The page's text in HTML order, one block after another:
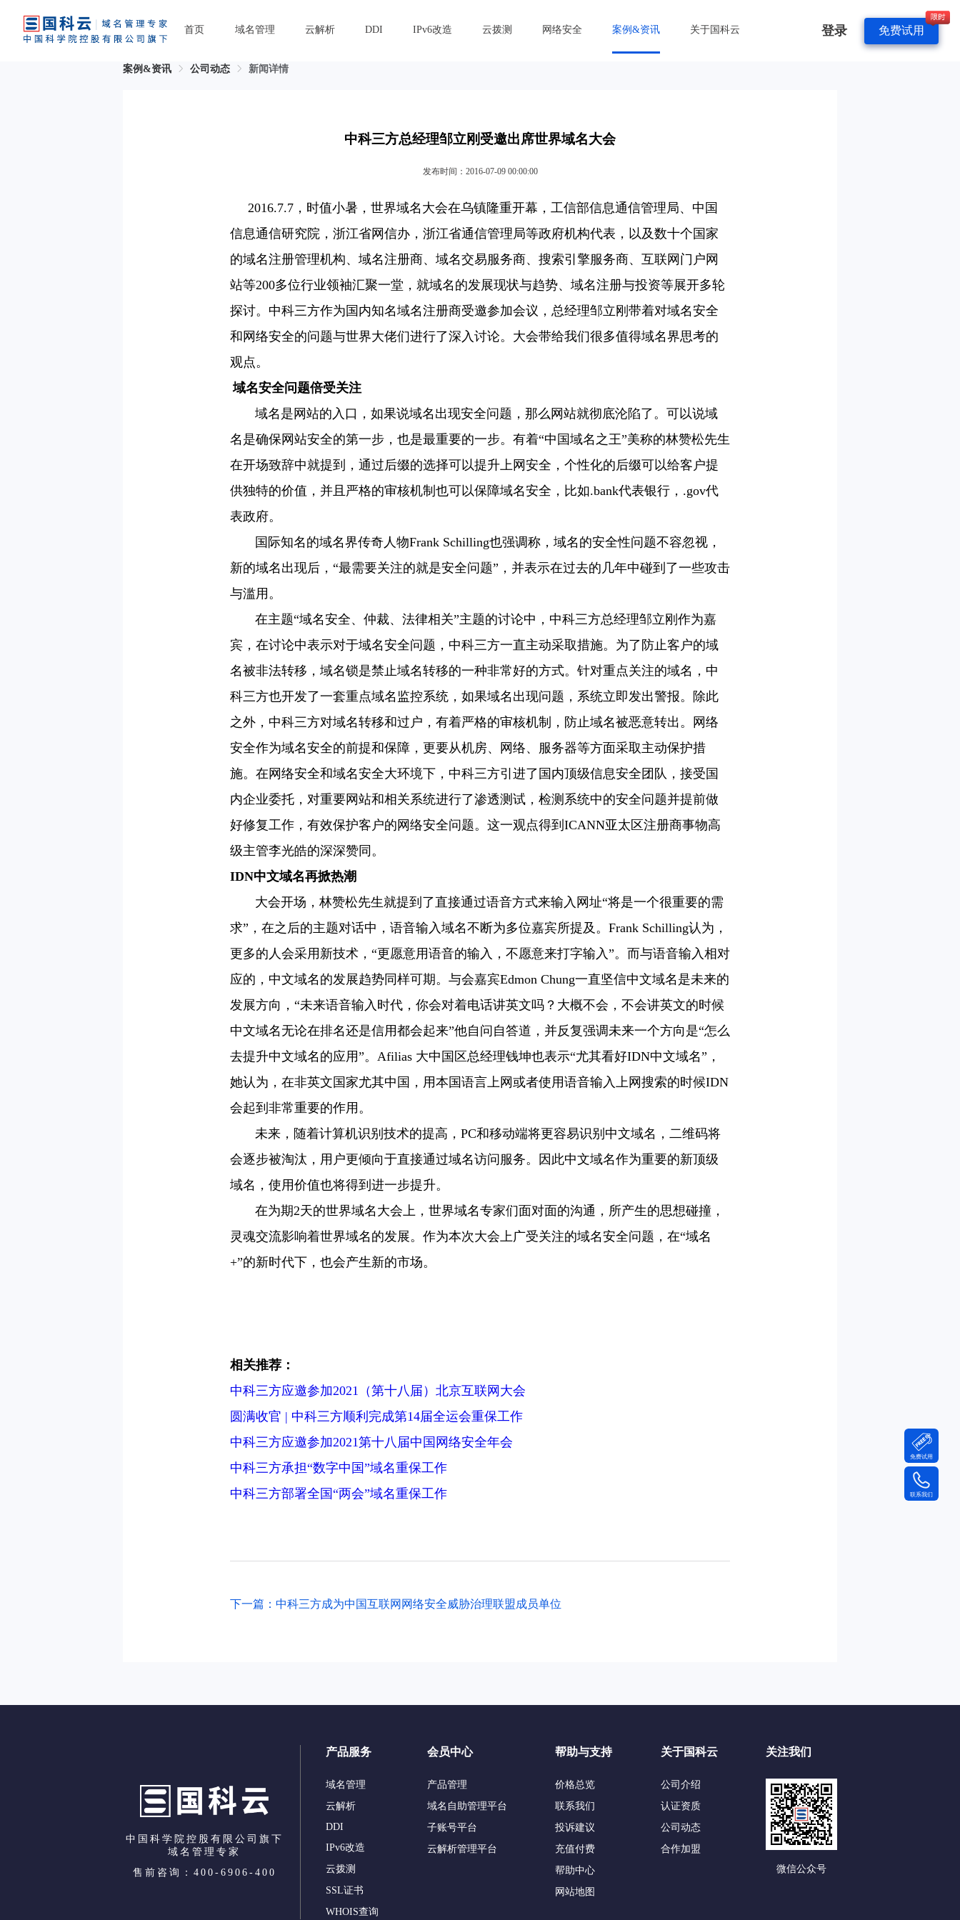
首页 域名管理 云解析 DDI IPv6改造 云拨测 网络安全 案例&资讯 关于国科云 登录 免费试用
案例&资讯 公司动态 新闻详情
中科三方总经理邹立刚受邀出席世界域名大会
发布时间：2016-07-09 00:00:00
2016.7.7，时值小暑，世界域名大会在乌镇隆重开幕，工信部信息通信管理局、中国
信息通信研究院，浙江省网信办，浙江省通信管理局等政府机构代表，以及数十个国家
的域名注册管理机构、域名注册商、域名交易服务商、搜索引擎服务商、互联网门户网
站等200多位行业领袖汇聚一堂，就域名的发展现状与趋势、域名注册与投资等展开多轮
探讨。中科三方作为国内知名域名注册商受邀参加会议，总经理邹立刚带着对域名安全
和网络安全的问题与世界大佬们进行了深入讨论。大会带给我们很多值得域名界思考的
观点。
域名安全问题倍受关注
域名是网站的入口，如果说域名出现安全问题，那么网站就彻底沦陷了。可以说域
名是确保网站安全的第一步，也是最重要的一步。有着“中国域名之王”美称的林赞松先生
在开场致辞中就提到，通过后缀的选择可以提升上网安全，个性化的后缀可以给客户提
供独特的价值，并且严格的审核机制也可以保障域名安全，比如.bank代表银行，.gov代
表政府。
国际知名的域名界传奇人物Frank Schilling也强调称，域名的安全性问题不容忽视，
新的域名出现后，“最需要关注的就是安全问题”，并表示在过去的几年中碰到了一些攻击
与滥用。
在主题“域名安全、仲裁、法律相关”主题的讨论中，中科三方总经理邹立刚作为嘉
宾，在讨论中表示对于域名安全问题，中科三方一直主动采取措施。为了防止客户的域
名被非法转移，域名锁是禁止域名转移的一种非常好的方式。针对重点关注的域名，中
科三方也开发了一套重点域名监控系统，如果域名出现问题，系统立即发出警报。除此
之外，中科三方对域名转移和过户，有着严格的审核机制，防止域名被恶意转出。网络
安全作为域名安全的前提和保障，更要从机房、网络、服务器等方面采取主动保护措
施。在网络安全和域名安全大环境下，中科三方引进了国内顶级信息安全团队，接受国
内企业委托，对重要网站和相关系统进行了渗透测试，检测系统中的安全问题并提前做
好修复工作，有效保护客户的网络安全问题。这一观点得到ICANN亚太区注册商事物高
级主管李光皓的深深赞同。
IDN中文域名再掀热潮
大会开场，林赞松先生就提到了直接通过语音方式来输入网址“将是一个很重要的需
求”，在之后的主题对话中，语音输入域名不断为多位嘉宾所提及。Frank Schilling认为，
更多的人会采用新技术，“更愿意用语音的输入，不愿意来打字输入”。而与语音输入相对
应的，中文域名的发展趋势同样可期。与会嘉宾Edmon Chung一直坚信中文域名是未来的
发展方向，“未来语音输入时代，你会对着电话讲英文吗？大概不会，不会讲英文的时候
中文域名无论在排名还是信用都会起来”他自问自答道，并反复强调未来一个方向是“怎么
去提升中文域名的应用”。Afilias 大中国区总经理钱坤也表示“尤其看好IDN中文域名”，
她认为，在非英文国家尤其中国，用本国语言上网或者使用语音输入上网搜索的时候IDN
会起到非常重要的作用。
未来，随着计算机识别技术的提高，PC和移动端将更容易识别中文域名，二维码将
会逐步被淘汰，用户更倾向于直接通过域名访问服务。因此中文域名作为重要的新顶级
域名，使用价值也将得到进一步提升。
在为期2天的世界域名大会上，世界域名专家们面对面的沟通，所产生的思想碰撞，
灵魂交流影响着世界域名的发展。作为本次大会上广受关注的域名安全问题，在“域名
+”的新时代下，也会产生新的市场。
相关推荐：
中科三方应邀参加2021（第十八届）北京互联网大会
圆满收官 | 中科三方顺利完成第14届全运会重保工作
中科三方应邀参加2021第十八届中国网络安全年会
中科三方承担“数字中国”域名重保工作
中科三方部署全国“两会”域名重保工作
下一篇：中科三方成为中国互联网网络安全威胁治理联盟成员单位
中国科学院控股有限公司旗下
域名管理专家
售前咨询：400-6906-400
产品服务
域名管理
云解析
DDI
IPv6改造
云拨测
SSL证书
WHOIS查询
会员中心
产品管理
域名自助管理平台
子账号平台
云解析管理平台
帮助与支持
价格总览
联系我们
投诉建议
充值付费
帮助中心
网站地图
关于国科云
公司介绍
认证资质
公司动态
合作加盟
关注我们
微信公众号
免费试用
联系我们